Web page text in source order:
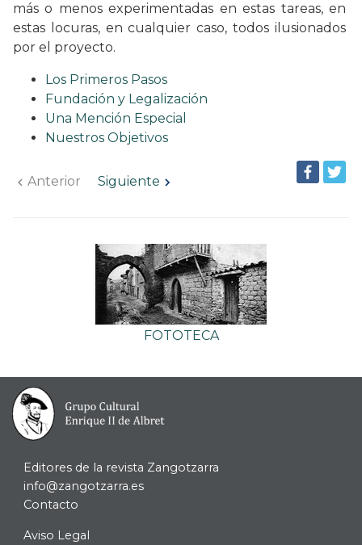
más o menos experimentadas en estas tareas, en
estas locuras, en cualquier caso, todos ilusionados
por el proyecto.
Los Primeros Pasos
Fundación y Legalización
Una Mención Especial
Nuestros Objetivos
Anterior Siguiente
FOTOTECA
Editores de la revista Zangotzarra
info@zangotzarra.es
Contacto
Aviso Legal